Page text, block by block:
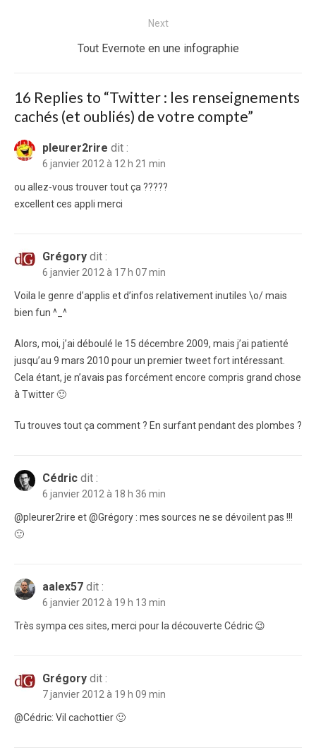
Next
Next
Tout Evernote en une infographie
16 Replies to “Twitter : les renseignements
cachés (et oubliés) de votre compte”
pleurer2rire dit :
6 janvier 2012 à 12 h 21 min
ou allez-vous trouver tout ça ?????
excellent ces appli merci
Grégory dit :
6 janvier 2012 à 17 h 07 min
Voila le genre d’applis et d’infos relativement inutiles \o/ mais
bien fun ^_^
Alors, moi, j’ai déboulé le 15 décembre 2009, mais j’ai patienté
jusqu’au 9 mars 2010 pour un premier tweet fort intéressant.
Cela étant, je n’avais pas forcément encore compris grand chose
à Twitter 🙂
Tu trouves tout ça comment ? En surfant pendant des plombes ?
Cédric dit :
6 janvier 2012 à 18 h 36 min
@pleurer2rire et @Grégory : mes sources ne se dévoilent pas !!!
🙂
aalex57 dit :
6 janvier 2012 à 19 h 13 min
Très sympa ces sites, merci pour la découverte Cédric 😉
Grégory dit :
7 janvier 2012 à 19 h 09 min
@Cédric: Vil cachottier 🙂